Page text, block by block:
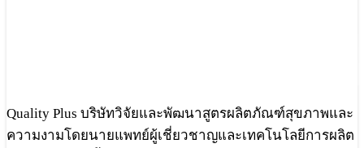
Quality Plus บริษัทวิจัยและพัฒนาสูตรผลิตภัณฑ์สุขภาพและ
ความงามโดยนายแพทย์ผู้เชี่ยวชาญและเทคโนโลยีการผลิต